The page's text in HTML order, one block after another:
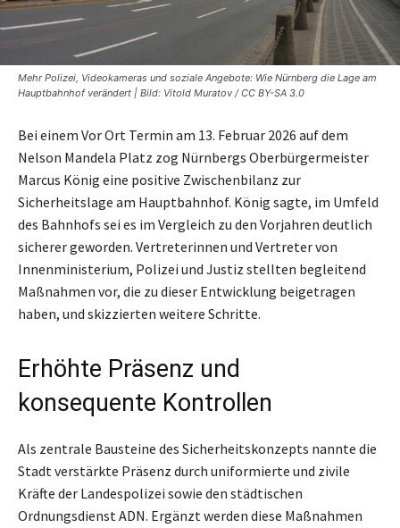
Mehr Polizei, Videokameras und soziale Angebote: Wie Nürnberg die Lage am
Hauptbahnhof verändert | Bild: Vitold Muratov / CC BY-SA 3.0
Bei einem Vor Ort Termin am 13. Februar 2026 auf dem
Nelson Mandela Platz zog Nürnbergs Oberbürgermeister
Marcus König eine positive Zwischenbilanz zur
Sicherheitslage am Hauptbahnhof. König sagte, im Umfeld
des Bahnhofs sei es im Vergleich zu den Vorjahren deutlich
sicherer geworden. Vertreterinnen und Vertreter von
Innenministerium, Polizei und Justiz stellten begleitend
Maßnahmen vor, die zu dieser Entwicklung beigetragen
haben, und skizzierten weitere Schritte.
Erhöhte Präsenz und
konsequente Kontrollen
Als zentrale Bausteine des Sicherheitskonzepts nannte die
Stadt verstärkte Präsenz durch uniformierte und zivile
Kräfte der Landespolizei sowie den städtischen
Ordnungsdienst ADN. Ergänzt werden diese Maßnahmen